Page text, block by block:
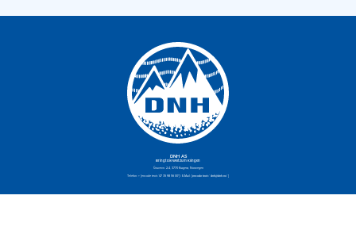
DNH AS
Bringt die Welt zum Klingen
Gruvevn. 2-4, 3770 Kragerø, Norwegen
Telefon: + [encode text=“47 35 98 56 00″]| E-Mail: [encode text=“dnh@dnh.no“]